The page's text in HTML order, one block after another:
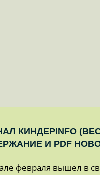
КИНДЕРINFO
И PDF
февраля вышел в